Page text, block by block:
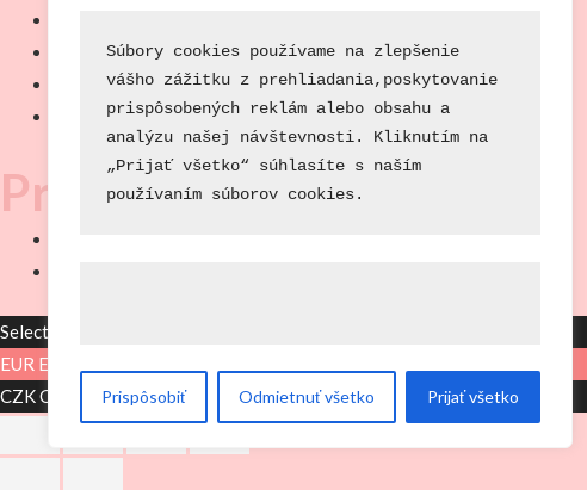
Súbory cookies používame na zlepšenie
vášho zážitku z prehliadania, poskytovanie
prispôsobených reklám alebo obsahu a
analýzu našej návštevnosti. Kliknutím na
„Prijať všetko“ súhlasíte s naším
používaním súborov cookies.
Prispôsobiť Odmietnuť všetko Prijať všetko
Nápojový lístok
Kontakt
Právne centrum
Select your currency
EUR Euro
CZKCzech koruna